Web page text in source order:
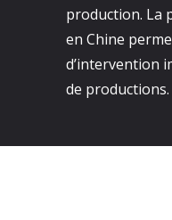
production. La
en Chine
d’intervention
de productions.